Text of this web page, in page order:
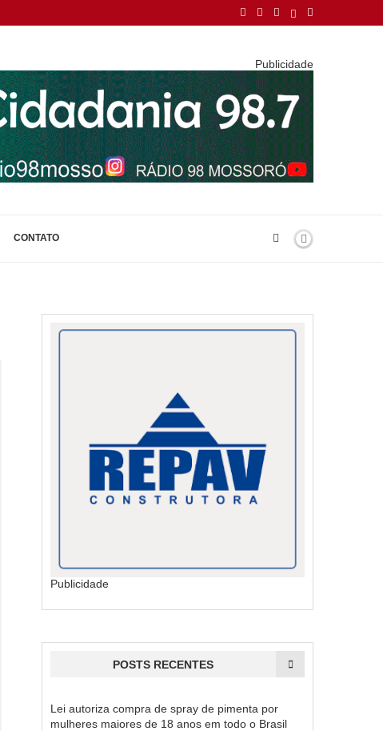
Publicidade
CONTATO
Publicidade
POSTS RECENTES
Lei autoriza compra de spray de pimenta por
mulheres maiores de 18 anos em todo o Brasil